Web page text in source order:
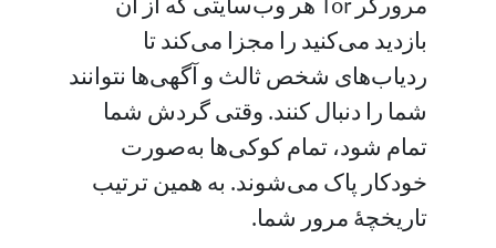
مرورگر Tor هر وب‌سایتی که از آن
بازدید می‌کنید را مجزا می‌کند تا
ردیاب‌های شخص ثالث و آگهی‌ها نتوانند
شما را دنبال کنند. وقتی گردش شما
تمام شود، تمام کوکی‌ها به‌صورت
خودکار پاک می‌شوند. به همین ترتیب
تاریخچهٔ مرور شما.